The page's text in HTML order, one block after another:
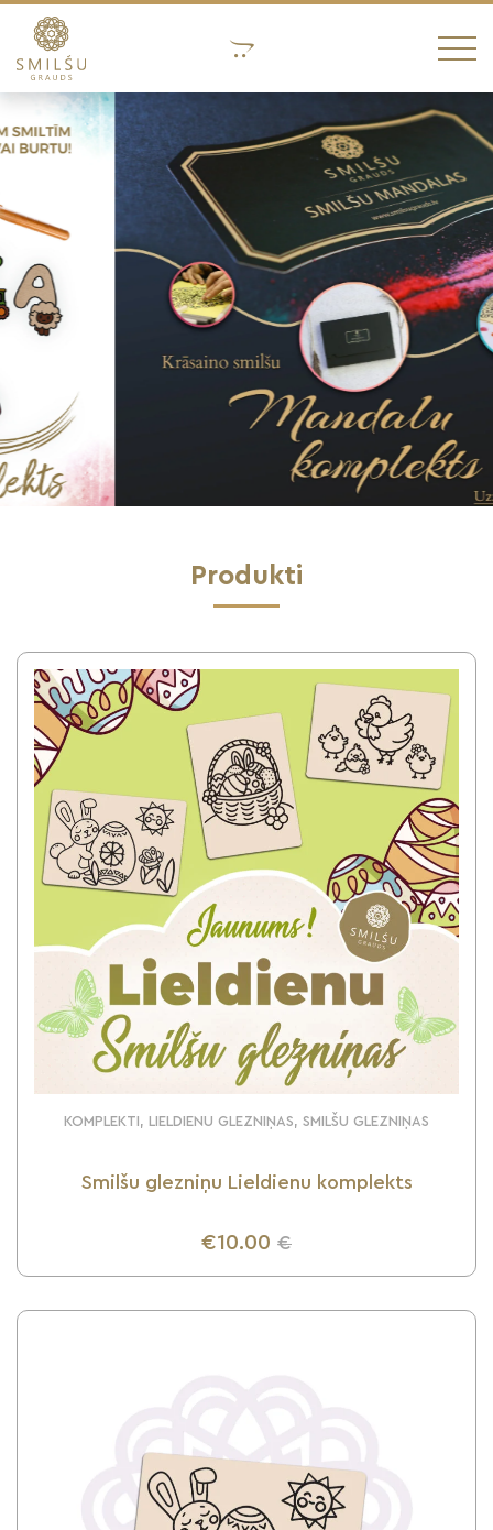
Produkti
KOMPLEKTI, LIELDIENU GLEZNIŅAS, SMILŠU GLEZNIŅAS
Smilšu glezniņu Lieldienu komplekts
€10.00 €
UZZINI VAIRĀK